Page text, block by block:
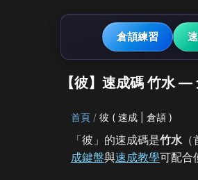
倉頡練習
【彼】速成碼 竹水 —
首頁 彼 ( 速成 | 倉頡 )
「彼」的速成碼是竹水
成鍵盤與速成教學可配合